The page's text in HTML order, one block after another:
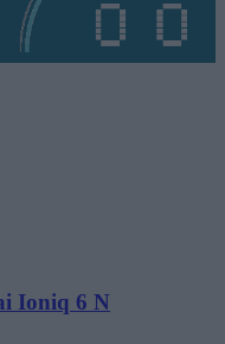
Ioniq 6 N